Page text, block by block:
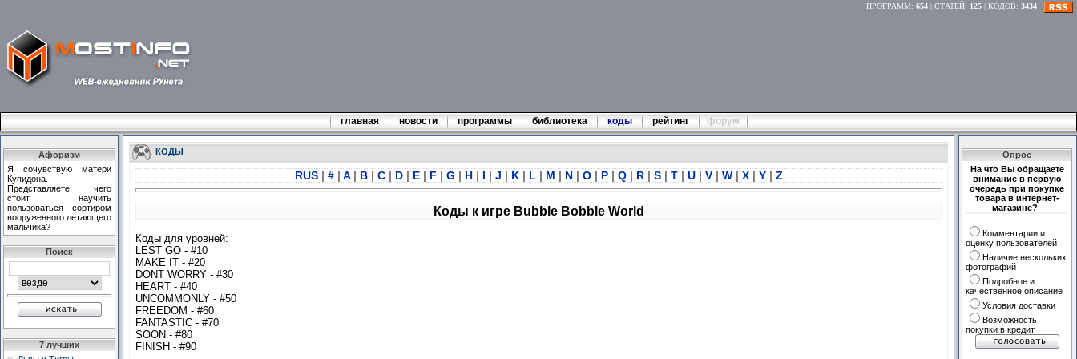
ПРОГРАММ: 654 | СТАТЕЙ: 125 | КОДОВ: 3434
главная новости программы библиотека коды рейтинг форум
Афоризм
Я сочувствую матери
Купидона.
Представляете, чего
стоит научить
пользоваться сортиром
вооруженного летающего
мальчика?
Поиск
7 лучших
КОДЫ
RUS | # | A | B | C | D | E | F | G | H | I | J | K | L | M | N | O | P | Q | R | S | T | U | V | W | X | Y | Z
Коды к игре Bubble Bobble World
Коды для уровней:
LEST GO - #10
MAKE IT - #20
DONT WORRY - #30
HEART - #40
UNCOMMONLY - #50
FREEDOM - #60
FANTASTIC - #70
SOON - #80
FINISH - #90
Опрос
На что Вы обращаете
внимание в первую
очередь при покупке
товара в интернет-
магазине?
Комментарии и
оценку пользователей
Наличие нескольких
фотографий
Подробное и
качественное описание
Условия доставки
Возможность
покупки в кредит